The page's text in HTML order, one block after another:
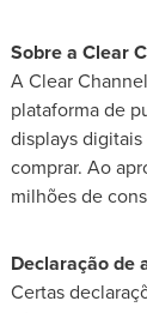
Sobre a Clear
A Clear
plataforma de
displays
comprar. Ao
milhões de
Declaração de
Certas